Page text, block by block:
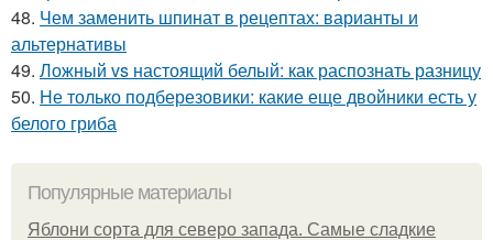
48. Чем заменить шпинат в рецептах: варианты и
альтернативы
49. Ложный vs настоящий белый: как распознать разницу
50. Не только подберезовики: какие еще двойники есть у
белого гриба
Популярные материалы
Яблони сорта для северо запада. Самые сладкие